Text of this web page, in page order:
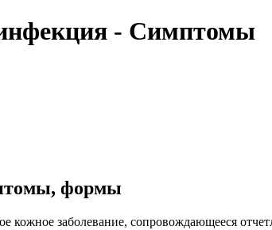
- Симптомы
формы
кожное заболевание, сопровождающееся